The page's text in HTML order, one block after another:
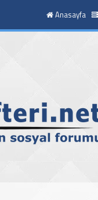
Anasayfa